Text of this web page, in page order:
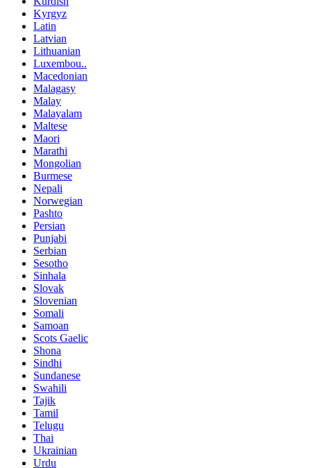
Kyrgyz
Latin
Latvian
Lithuanian
Luxembou..
Macedonian
Malagasy
Malay
Malayalam
Maltese
Maori
Marathi
Mongolian
Burmese
Nepali
Norwegian
Pashto
Persian
Punjabi
Serbian
Sesotho
Sinhala
Slovak
Slovenian
Somali
Samoan
Scots Gaelic
Shona
Sindhi
Sundanese
Swahili
Tajik
Tamil
Telugu
Thai
Ukrainian
Urdu